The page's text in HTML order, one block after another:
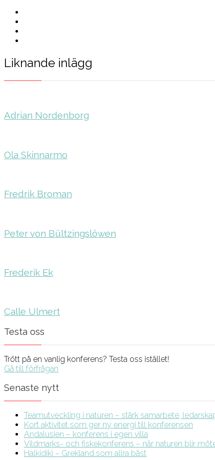
Liknande inlägg
Adrian Nordenborg
Ola Skinnarmo
Fredrik Broman
Peter von Bültzingslöwen
Frederik Ek
Calle Ulmert
Testa oss
Trött på en vanlig konferens? Testa oss istället!
Gå till förfrågan
Senaste nytt
Teamutveckling i naturen – stärk samarbete,
Kort aktivitet som ger ny energi till konferensen
Andalusien – konferens i egen villa
Vildmarks- och fiskekonferens – när naturen blir
Halkidiki – Grekland som allra bäst